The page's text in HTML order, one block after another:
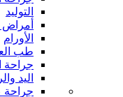
التوليد
أمراض
الأورام
طب
جراحة
اليد
جراحة